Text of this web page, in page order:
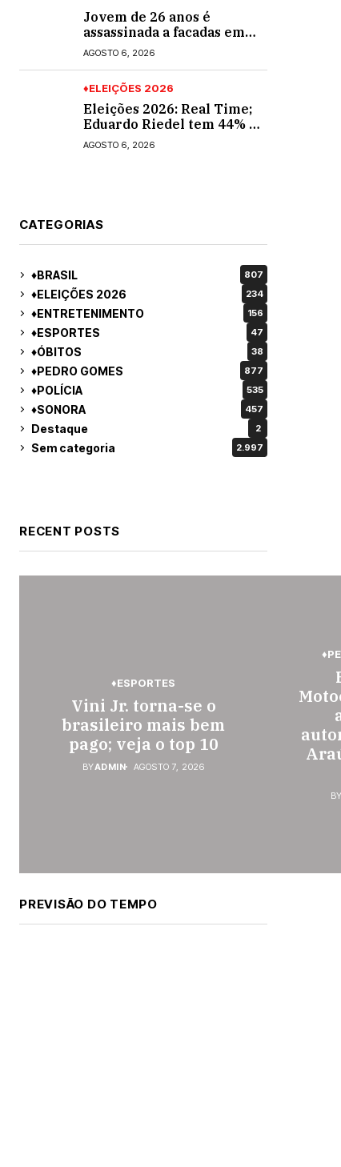
Jovem de 26 anos é
assassinada a facadas em
Rio Verde de Mato Grosso;
suspeito é procurado
AGOSTO 6, 2026
♦ELEIÇÕES 2026
Eleições 2026: Real Time;
Eduardo Riedel tem 44% e
Fábio Trad, 25%, no 1º
turno para o governo do
AGOSTO 6, 2026
CATEGORIAS
♦BRASIL 807
♦ELEIÇÕES 2026 234
♦ENTRETENIMENTO 156
♦ESPORTES 47
♦ÓBITOS 38
♦PEDRO GOMES 877
♦POLÍCIA 535
♦SONORA 457
Destaque 2
Sem categoria 2.997
RECENT POSTS
♦ESPORTES
Vini Jr. torna-se o
brasileiro mais bem
pago; veja o top 10
BYADMIN AGOSTO 7, 2026
PREVISÃO DO TEMPO